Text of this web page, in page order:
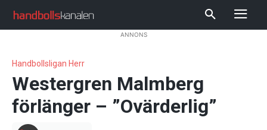
ANNONS
Handbollsligan Herr
Westergren Malmberg
förlänger – ”Ovärderlig”